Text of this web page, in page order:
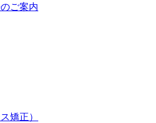
ご案内
矯正）